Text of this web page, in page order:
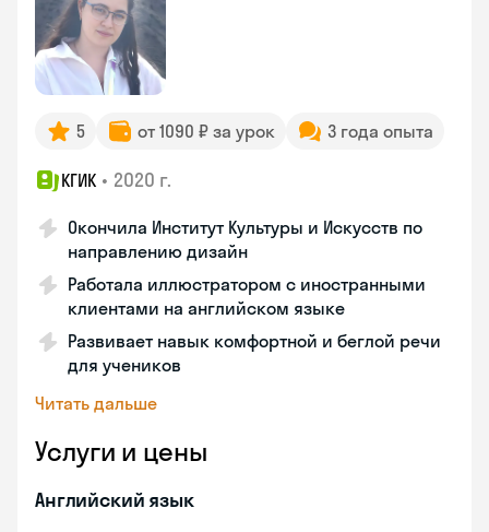
5 от 1090 ₽ за урок 3 года опыта
КГИК • 2020 г.
Окончила Институт Культуры и Искусств по
направлению дизайн
Работала иллюстратором с иностранными
клиентами на английском языке
Развивает навык комфортной и беглой речи
для учеников
Читать дальше
Услуги и цены
Английский язык